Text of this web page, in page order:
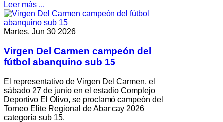
Leer más ...
Martes, Jun 30 2026
Virgen Del Carmen campeón del
fútbol abanquino sub 15
El representativo de Virgen Del Carmen, el
sábado 27 de junio en el estadio Complejo
Deportivo El Olivo, se proclamó campeón del
Torneo Elite Regional de Abancay 2026
categoría sub 15.